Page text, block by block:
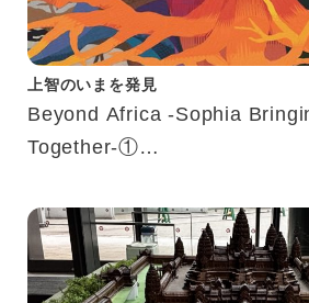
上智のいまを発見
Beyond Africa -Sophia
Together-①